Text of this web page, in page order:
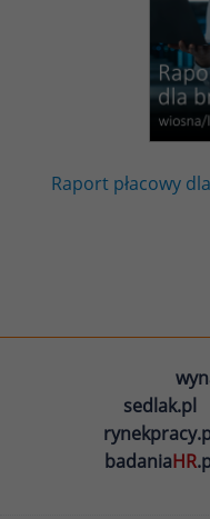
Raport płacowy
sedlak.pl
badaniaHR